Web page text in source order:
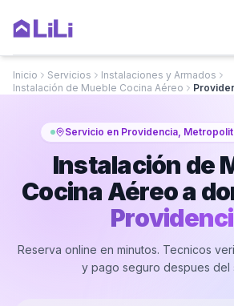
Inicio Servicios
Instalaciones y Armados
Instalación de Mueble Cocina Aéreo
Servicio en Providencia,
Instalación de
Cocina Aéreo a
Reserva online en minutos. Tecnicos
y pago seguro despues del